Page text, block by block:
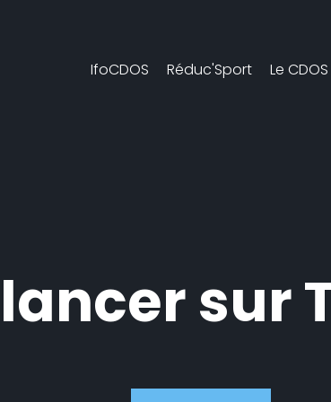
IfoCDOS Réduc'Sport Le CDOS
sur